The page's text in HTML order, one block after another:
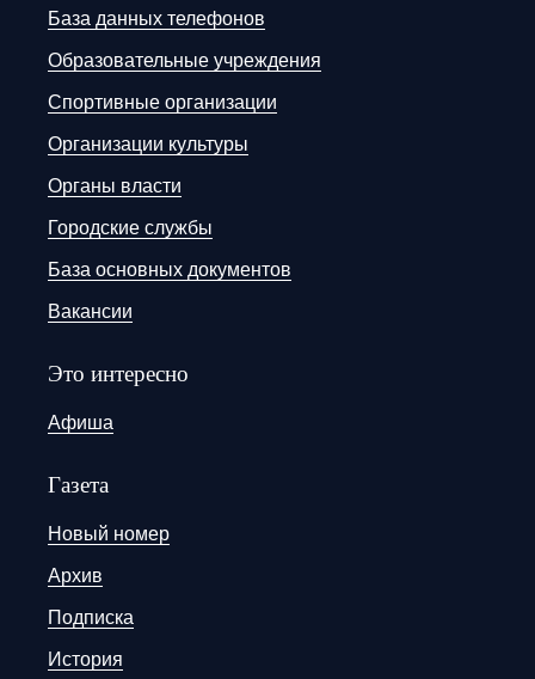
База данных телефонов
Образовательные учреждения
Спортивные организации
Организации культуры
Органы власти
Городские службы
База основных документов
Вакансии
Это интересно
Афиша
Газета
Новый номер
Архив
Подписка
История